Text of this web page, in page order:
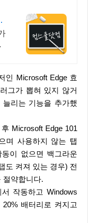
그가 뽑혀 있지 않거
리는 기능을 추가했
Microsoft Edge 101
며 사용하지 않는 탭
이 없으면 백그라운
도 켜져 있는 경우) 전
절약합니다.
작동하고 Windows
배터리로 켜지고